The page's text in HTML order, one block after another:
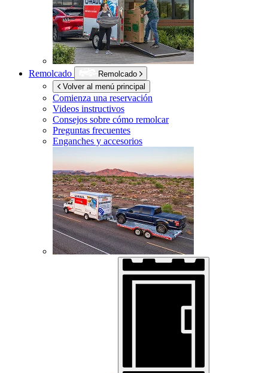
Remolcado
Remolcado
Volver al menú principal
Comienza una reservación
Videos instructivos
Consejos sobre cómo remolcar
Preguntas frecuentes
Enganches y accesorios